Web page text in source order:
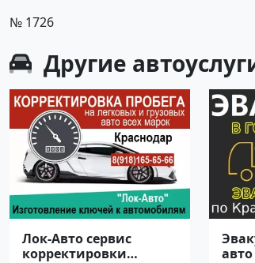
№ 1726
Другие
Лок-Авто сервис
корректировки